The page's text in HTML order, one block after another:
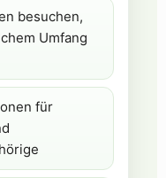
besuchen,
Umfang
für